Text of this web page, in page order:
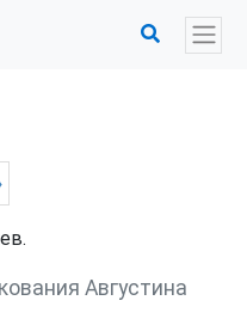
Августина